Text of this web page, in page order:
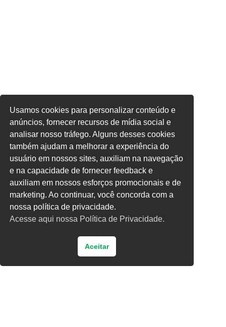
Usamos cookies para personalizar conteúdo e
anúncios, fornecer recursos de mídia social e
analisar nosso tráfego. Alguns desses cookies
também ajudam a melhorar a experiência do
usuário em nossos sites, auxiliam na navegação
e na capacidade de fornecer feedback e
auxiliam em nossos esforços promocionais e de
marketing. Ao continuar, você concorda com a
nossa política de privacidade.
Acesse aqui nossa Política de Privacidade.
Aceitar